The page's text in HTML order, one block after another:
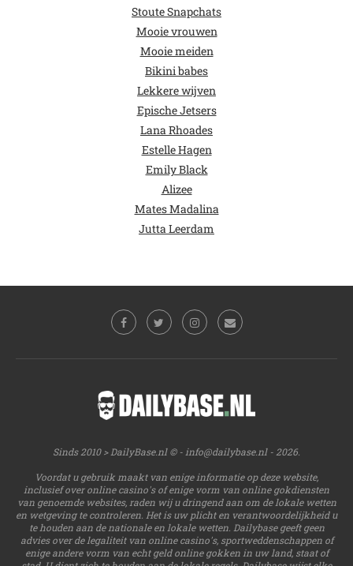
Stoute Snapchats
Mooie vrouwen
Mooie meiden
Bikini babes
Lekkere wijven
Epische Jetsers
Lana Rhoades
Estelle Hagen
Emily Black
Alizee
Mates Madalina
Jutta Leerdam
Sinds 2010 > DailyBase.nl © - info@dailybase.nl- 2026.
Voordat u gebruik maakt van enige informatie op deze website,
inclusief over online casino's of enige vorm van online gokdiensten
van genoemde websites, raden wij u dringend aan om de lokale wetten
en wetgeving te controleren. Het is uw plicht en verantwoordelijkheid u
te houden aan de nationale en lokale wetten. Dailybase geeft geen
advies over de legaliteit van online casino's, sportweddenschappen of
enige andere vorm van echt geld online gokken in uw land, staat of